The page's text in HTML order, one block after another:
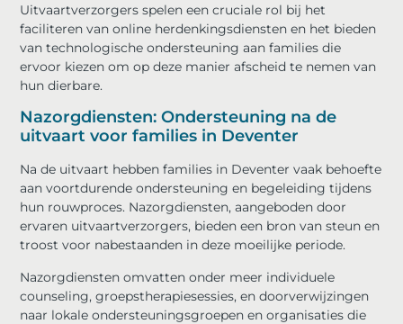
Uitvaartverzorgers spelen een cruciale rol bij het
faciliteren van online herdenkingsdiensten en het bieden
van technologische ondersteuning aan families die
ervoor kiezen om op deze manier afscheid te nemen van
hun dierbare.
Nazorgdiensten: Ondersteuning na de
uitvaart voor families in Deventer
Na de uitvaart hebben families in Deventer vaak behoefte
aan voortdurende ondersteuning en begeleiding tijdens
hun rouwproces. Nazorgdiensten, aangeboden door
ervaren uitvaartverzorgers, bieden een bron van steun en
troost voor nabestaanden in deze moeilijke periode.
Nazorgdiensten omvatten onder meer individuele
counseling, groepstherapiesessies, en doorverwijzingen
naar lokale ondersteuningsgroepen en organisaties die